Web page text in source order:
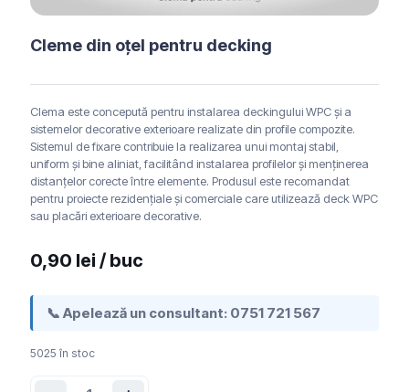
Cleme din oțel pentru decking
Clema este concepută pentru instalarea deckingului WPC și a
sistemelor decorative exterioare realizate din profile compozite.
Sistemul de fixare contribuie la realizarea unui montaj stabil,
uniform și bine aliniat, facilitând instalarea profilelor și menținerea
distanțelor corecte între elemente. Produsul este recomandat
pentru proiecte rezidențiale și comerciale care utilizează deck WPC
sau placări exterioare decorative.
0,90 lei / buc
📞 Apelează un consultant: 0751 721 567
5025 în stoc